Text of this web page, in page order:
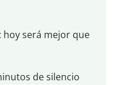
hoy será mejor que
de silencio